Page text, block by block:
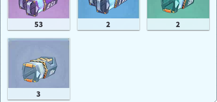
53 2 2
3